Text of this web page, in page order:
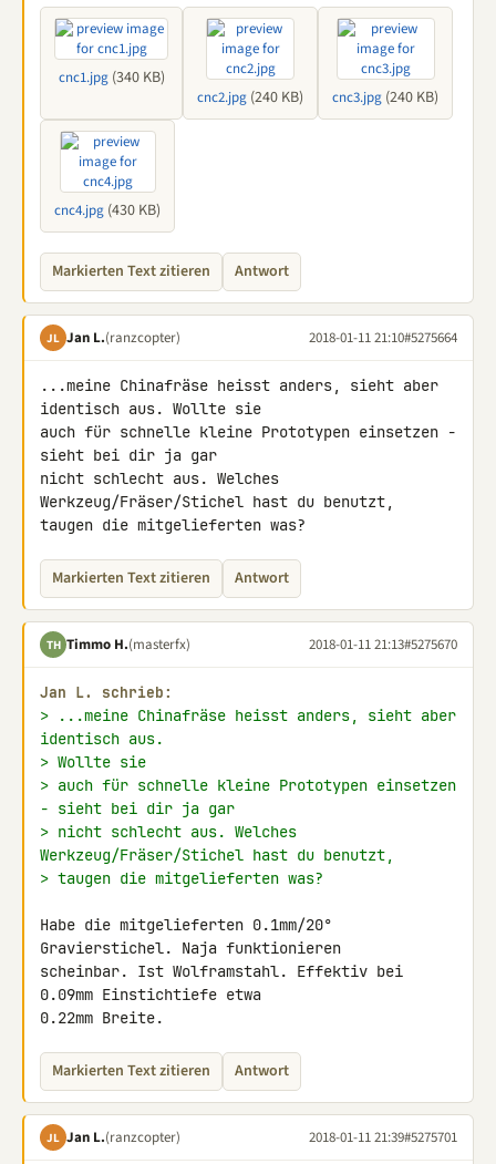
cnc1.jpg(340 KB)
cnc2.jpg (240 KB) cnc3.jpg (240 KB)
cnc4.jpg (430 KB)
Markierten Text zitieren Antwort
JL Jan L.(ranzcopter) 2018-01-11 21:10#5275664
...meine Chinafräse heisst anders, sieht aber
identisch aus. Wollte sie
auch für schnelle kleine Prototypen einsetzen -
sieht bei dir ja gar
nicht schlecht aus. Welches
Werkzeug/Fräser/Stichel hast du benutzt,
taugen die mitgelieferten was?
Markierten Text zitieren Antwort
TH Timmo H.(masterfx) 2018-01-11 21:13#5275670
Jan L. schrieb:
> ...meine Chinafräse heisst anders, sieht aber
identisch aus.
> Wollte sie
> auch für schnelle kleine Prototypen einsetzen
- sieht bei dir ja gar
> nicht schlecht aus. Welches
Werkzeug/Fräser/Stichel hast du benutzt,
> taugen die mitgelieferten was?
Habe die mitgelieferten 0.1mm/20°
Gravierstichel. Naja funktionieren
scheinbar. Ist Wolframstahl. Effektiv bei
0.09mm Einstichtiefe etwa
0.22mm Breite.
Markierten Text zitieren Antwort
JL Jan L.(ranzcopter) 2018-01-11 21:39#5275701